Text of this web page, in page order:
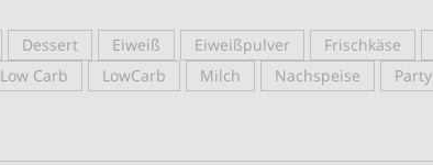
Dessert Eiweiß Eiweißpulver Frischkäse
Low Carb LowCarb Milch Nachspeise Party